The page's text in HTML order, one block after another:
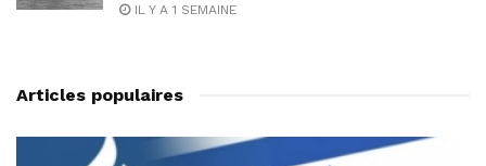
IL Y A 1 SEMAINE
Articles populaires